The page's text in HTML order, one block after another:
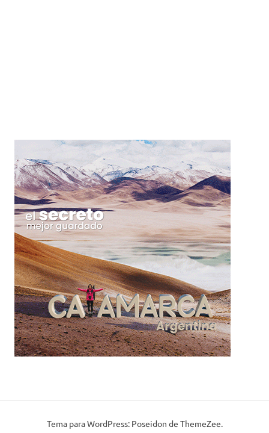
Tema para WordPress: Poseidon de ThemeZee.